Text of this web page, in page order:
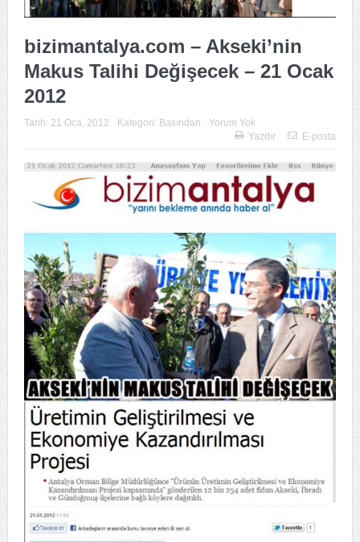
bizimantalya.com – Akseki’nin
Makus Talihi Değişecek – 21 Ocak
2012
Tarih: 21 Oca, 2012 Kategori: Basından
Yorum Yok
Yazdır
E-posta